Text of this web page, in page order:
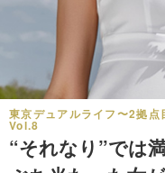
東京デュアルライフ〜2拠点
Vol.8
“それなり”では